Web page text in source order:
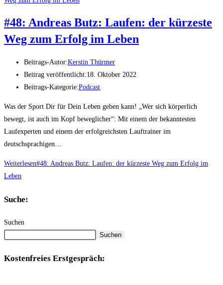
#48: Andreas Butz: Laufen: der kürzeste
Weg zum Erfolg im Leben
Beitrags-Autor:Kerstin Thürmer
Beitrag veröffentlicht:18. Oktober 2022
Beitrags-Kategorie:Podcast
Was der Sport Dir für Dein Leben geben kann! „Wer sich körperlich
bewegt, ist auch im Kopf beweglicher“: Mit einem der bekanntesten
Laufexperten und einem der erfolgreichsten Lauftrainer im
deutschsprachigen…
Weiterlesen#48: Andreas Butz: Laufen: der kürzeste Weg zum Erfolg im
Leben
Suche:
Suchen
Suchen
Kostenfreies Erstgespräch: